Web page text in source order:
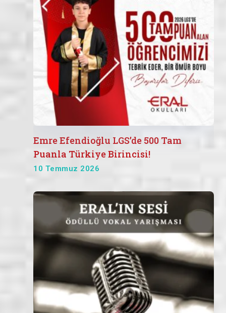
Emre Efendioğlu LGS’de 500 Tam
Puanla Türkiye Birincisi!
10 Temmuz 2026